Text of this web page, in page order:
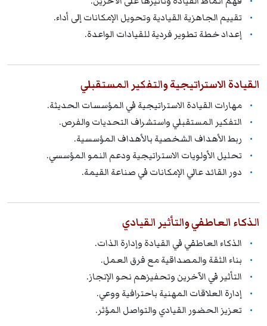
تقييم الجاهزية القيادية وتحويل الإمكانات إلى أداء.
إعداد خطة تطوير فردية للقيادات الواعدة.
القيادة الاستراتيجية والتفكير المستقبلي
مهارات القيادة الاستراتيجية في المؤسسات الحديثة.
التفكير المستقبلي واستشراف التحديات والفرص.
ربط الأهداف الشخصية بالأهداف المؤسسية.
تحليل الأولويات الاستراتيجية ودعم النمو المؤسسي.
دور القائد عالي الإمكانات في صناعة القيمة.
الذكاء العاطفي والتأثير القيادي
الذكاء العاطفي في القيادة وإدارة الذات.
بناء الثقة والمصداقية مع فرق العمل.
التأثير في الآخرين وتحفيزهم نحو الإنجاز.
إدارة العلاقات المهنية باحترافية ووعي.
تعزيز الحضور القيادي والتواصل المؤثر.